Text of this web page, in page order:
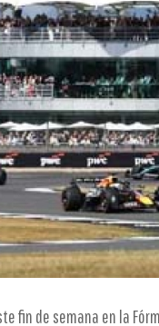
fin de semana en la